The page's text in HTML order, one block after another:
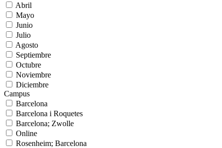
Abril
Mayo
Junio
Julio
Agosto
Septiembre
Octubre
Noviembre
Diciembre
Campus
Barcelona
Barcelona i Roquetes
Barcelona; Zwolle
Online
Rosenheim; Barcelona